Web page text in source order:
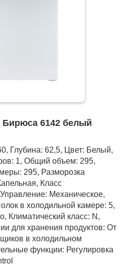
Бирюса 6142 белый
Глубина: 62,5, Цвет: Белый,
1, Общий объем: 295,
295, Разморозка
Класс
Механическое,
в холодильной камере: 5,
Климатический класс: N,
для хранения продуктов: От
в холодильном
функции: Регулировка